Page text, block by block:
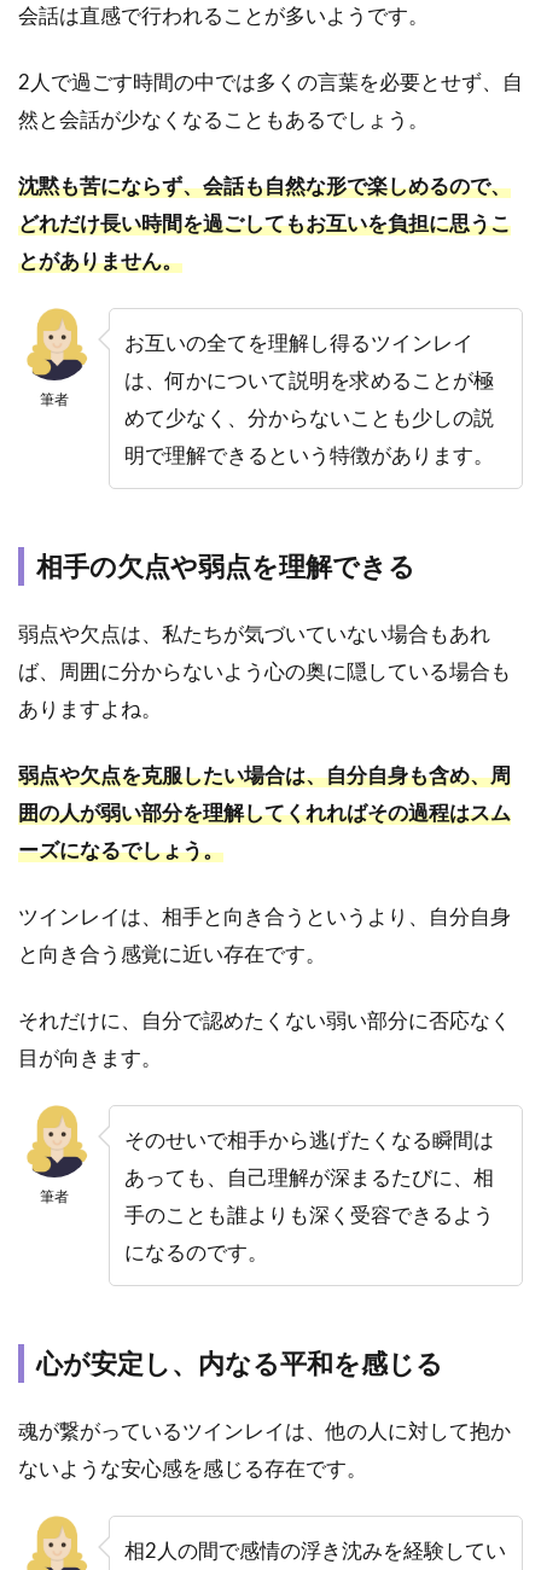
さな
と
4.2
力を
信じ
て行
動す
るこ
4.3
オー
プン
すぎ
ない
5
ツイ
ンレ
イ相
ら電
話占
い！
おす
い師
を5
ま
す！
水鳥
可蓮
（み
どり
占い
シェ
ル
5.2
（さ
わ）
会話は直感で行われることが多いようです。
2人で過ごす時間の中では多くの言葉を必要とせず、自
然と会話が少なくなることもあるでしょう。
沈黙も苦にならず、会話も自然な形で楽しめるので、
どれだけ長い時間を過ごしてもお互いを負担に思うこ
とがありません。
筆者
お互いの全てを理解し得るツインレイ
は、何かについて説明を求めることが極
めて少なく、分からないことも少しの説
明で理解できるという特徴があります。
相手の欠点や弱点を理解できる
弱点や欠点は、私たちが気づいていない場合もあれ
ば、周囲に分からないよう心の奥に隠している場合も
ありますよね。
弱点や欠点を克服したい場合は、自分自身も含め、周
囲の人が弱い部分を理解してくれればその過程はスム
ーズになるでしょう。
ツインレイは、相手と向き合うというより、自分自身
と向き合う感覚に近い存在です。
それだけに、自分で認めたくない弱い部分に否応なく
目が向きます。
筆者
そのせいで相手から逃げたくなる瞬間は
あっても、自己理解が深まるたびに、相
手のことも誰よりも深く受容できるよう
になるのです。
心が安定し、内なる平和を感じる
魂が繋がっているツインレイは、他の人に対して抱か
ないような安心感を感じる存在です。
相2人の間で感情の浮き沈みを経験してい